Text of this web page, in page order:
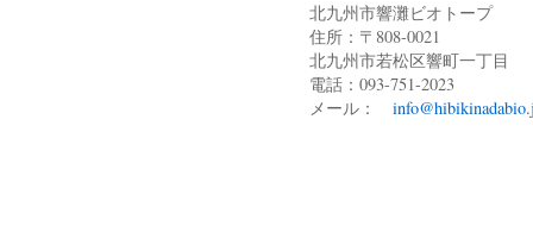
北九州市響灘ビオトープ
住所：〒808-0021
北九州市若松区響町一丁目
電話：093-751-2023
メール：